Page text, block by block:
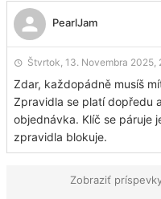
PearlJam
Štvrtok, 13. Novembra 2025,
Zdar, každopádně musíš
Zpravidla se platí dopředu
objednávka. Klíč se páruje
zpravidla blokuje.
Zobraziť